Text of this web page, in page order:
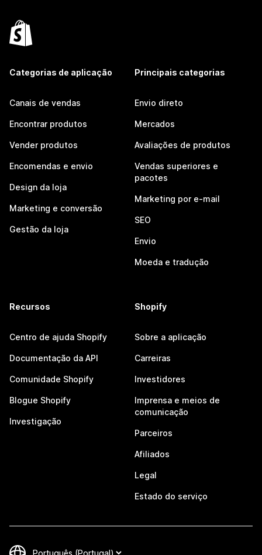
Categorias de aplicação
Canais de vendas
Encontrar produtos
Vender produtos
Encomendas e envio
Design da loja
Marketing e conversão
Gestão da loja
Principais categorias
Envio direto
Mercados
Avaliações de produtos
Vendas superiores e
pacotes
Marketing por e-mail
SEO
Envio
Moeda e tradução
Recursos
Centro de ajuda Shopify
Documentação da API
Comunidade Shopify
Blogue Shopify
Investigação
Shopify
Sobre a aplicação
Carreiras
Investidores
Imprensa e meios de
comunicação
Parceiros
Afiliados
Legal
Estado do serviço